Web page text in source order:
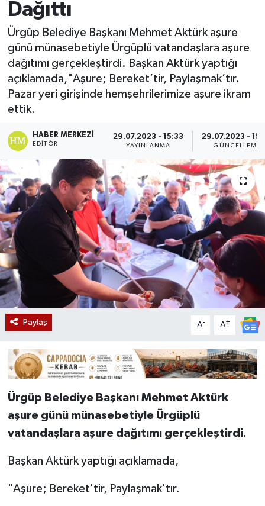
Dağıttı
Ürgüp Belediye Başkanı Mehmet Aktürk aşure
günü münasebetiyle Ürgüplü vatandaşlara aşure
dağıtımı gerçekleştirdi. Başkan Aktürk yaptığı
açıklamada,"Aşure; Bereket’tir, Paylaşmak’tır.
Pazar yeri girişinde hemşehrilerimize aşure ikram
ettik.
HABER MERKEZI
EDITÖR
29.07.2023 - 15:33
YAYINLANMA
29.07.2023 -
GÜNCELLEME
Paylaş A- A+
Ürgüp Belediye Başkanı Mehmet Aktürk
aşure günü münasebetiyle Ürgüplü
vatandaşlara aşure dağıtımı gerçekleştirdi.
Başkan Aktürk yaptığı açıklamada,
"Aşure; Bereket'tir, Paylaşmak'tır.